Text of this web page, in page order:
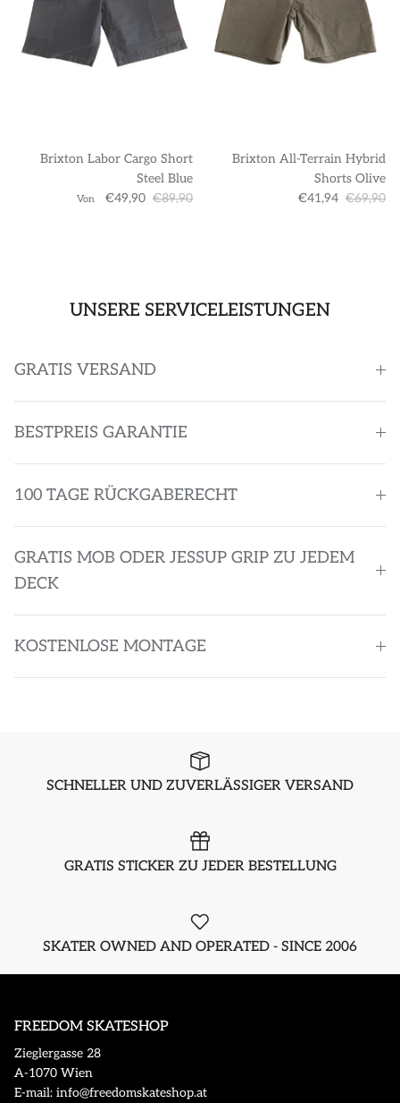
Brixton Labor Cargo Short
Steel Blue
Von €49,90 €89,90
Brixton All-Terrain Hybrid
Shorts Olive
€41,94 €69,90
UNSERE SERVICELEISTUNGEN
GRATIS VERSAND
BESTPREIS GARANTIE
100 TAGE RÜCKGABERECHT
GRATIS MOB ODER JESSUP GRIP ZU JEDEM
DECK
KOSTENLOSE MONTAGE
SCHNELLER UND ZUVERLÄSSIGER VERSAND
GRATIS STICKER ZU JEDER BESTELLUNG
SKATER OWNED AND OPERATED - SINCE 2006
FREEDOM SKATESHOP
Zieglergasse 28
A-1070 Wien
E-mail: info@freedomskateshop.at